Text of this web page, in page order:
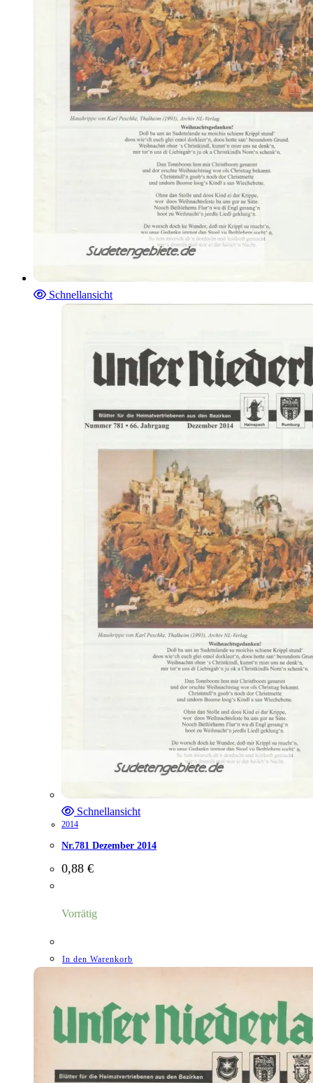
Schnellansicht
Schnellansicht
2014
Nr.781 Dezember 2014
0,88 €
Vorrätig
In den Warenkorb